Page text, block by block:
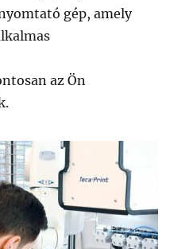
gép, amely
az Ön